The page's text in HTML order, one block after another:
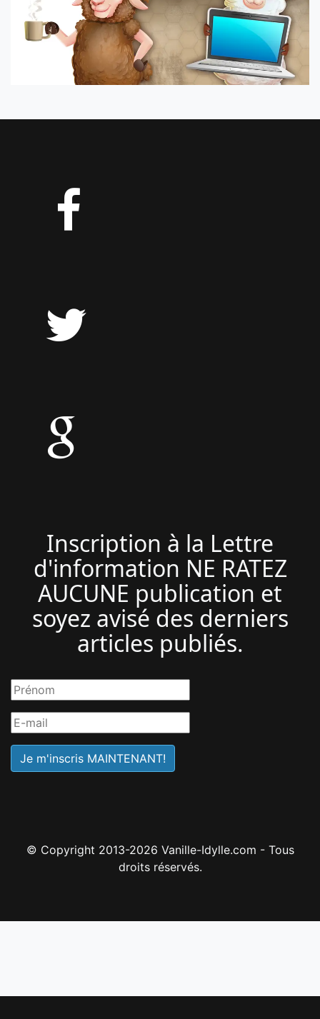
Inscription à la Lettre
d'information NE RATEZ
AUCUNE publication et
soyez avisé des derniers
articles publiés.
© Copyright 2013-2026 Vanille-Idylle.com - Tous
droits réservés.